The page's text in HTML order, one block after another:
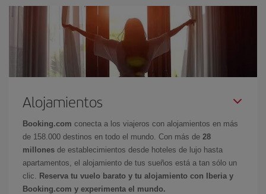
Alojamientos
Booking.com conecta a los viajeros con alojamientos en más
de 158.000 destinos en todo el mundo. Con más de 28
millones de establecimientos desde hoteles de lujo hasta
apartamentos, el alojamiento de tus sueños está a tan sólo un
clic.
Reserva tu vuelo barato y tu alojamiento con Iberia y
Booking.com y experimenta el mundo.